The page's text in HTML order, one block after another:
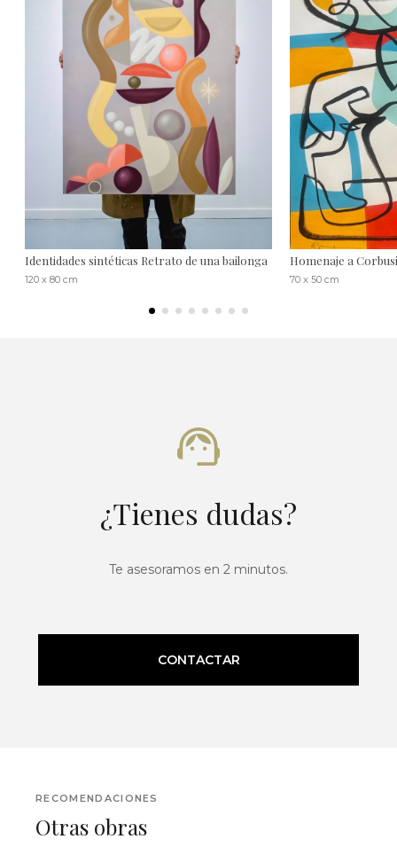
Identidades sintéticas Retrato de una bailonga
120 x 80 cm
Homenaje a
70 x 50 cm
¿Tienes dudas?
Te asesoramos en 2 minutos.
CONTACTAR
RECOMENDACIONES
Otras obras